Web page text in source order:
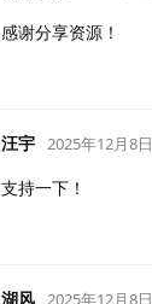
感谢分享资源！
汪宇 2025年12月8日
支持一下！
湖风 2025年12月8日